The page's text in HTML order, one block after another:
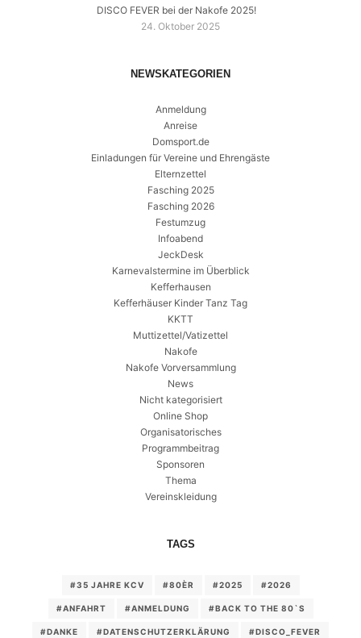
DISCO FEVER bei der Nakofe 2025!
24. Oktober 2025
NEWSKATEGORIEN
Anmeldung
Anreise
Domsport.de
Einladungen für Vereine und Ehrengäste
Elternzettel
Fasching 2025
Fasching 2026
Festumzug
Infoabend
JeckDesk
Karnevalstermine im Überblick
Kefferhausen
Kefferhäuser Kinder Tanz Tag
KKTT
Muttizettel/Vatizettel
Nakofe
Nakofe Vorversammlung
News
Nicht kategorisiert
Online Shop
Organisatorisches
Programmbeitrag
Sponsoren
Thema
Vereinskleidung
TAGS
#35 JAHRE KCV #80ÈR #2025 #2026
#ANFAHRT #ANMELDUNG #BACK TO THE 80`S
#DANKE #DATENSCHUTZERKLÄRUNG #DISCO_FEVER